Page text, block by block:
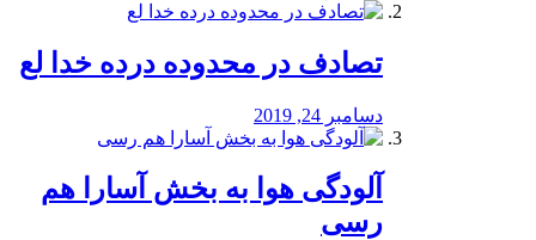
تصادف در محدوده درده خدا لع
دسامبر 24, 2019
آلودگی هوا به بخش آسارا هم
رسی